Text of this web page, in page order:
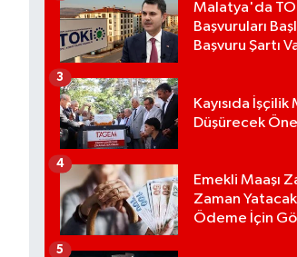
Malatya'da
Başvuruları
Başvuru Şartı
Kayısıda
Düşürecek
3
Emekli Maaşı
Zaman
Ödeme İçin
4
5